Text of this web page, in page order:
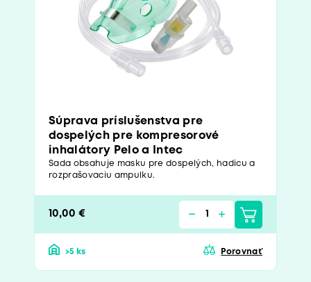
Súprava príslušenstva pre
dospelých pre kompresorové
inhalátory Pelo a Intec
Sada obsahuje masku pre dospelých, hadicu a
rozprašovaciu ampulku.
10,00 €
>5 ks Porovnať